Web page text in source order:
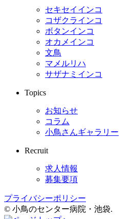
セキセイインコ
コザクラインコ
ボタンインコ
オカメインコ
文鳥
マメルリハ
サザナミインコ
Topics
お知らせ
コラム
小鳥さんギャラリー
Recruit
求人情報
募集要項
プライバシーポリシー
© 小鳥のセンター病院・池袋.